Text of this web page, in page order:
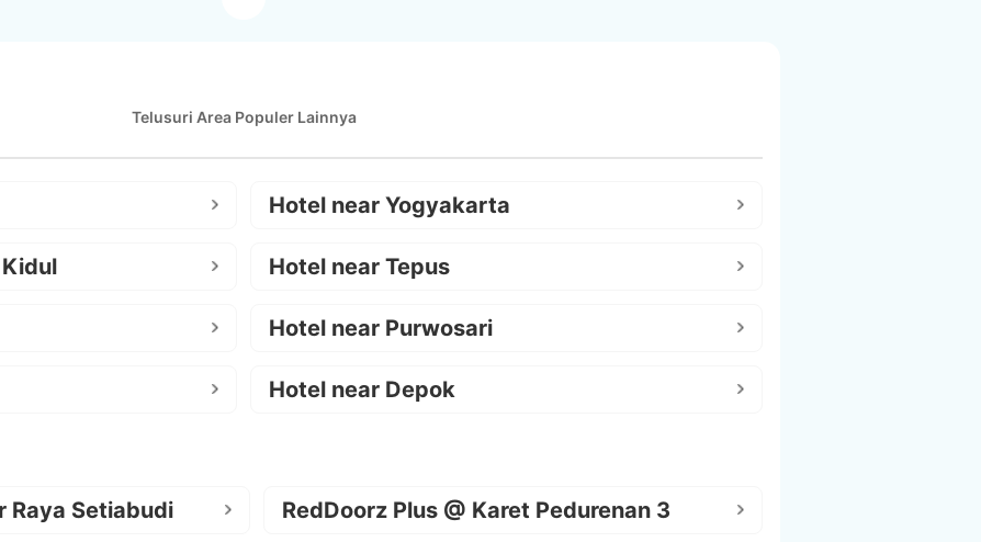
Telusuri Area Populer Lainnya
Hotel near Yogyakarta
Hotel near Tepus
Hotel near Purwosari
Hotel near Depok
Raya Setiabudi RedDoorz Plus @ Karet Pedurenan 3